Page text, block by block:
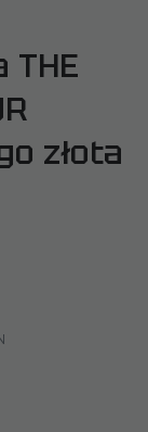
złota